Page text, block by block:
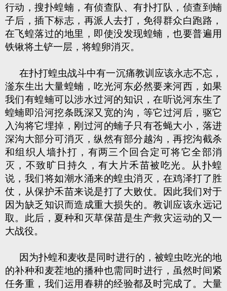
行动，搜扑蝗蝻，有侦查队、有扑打队，侦查到蝻
子后，插下标志，再派人去打，免得群众白跑路，
在飞蝗落过的地里，即使没发现蝗蝻，也要普遍用
铁锹将土铲一层，将蝗卵消灭。
在扑打蝗虫战斗中有一沉痛教训应该永志不忘，
滏东生出大量蝗蝻，吃光河东必然要来河西，如果
我们有蝗蝻可以涉水过河的知识，在听说河东生了
蝗蝻即沿河挖条既深又宽的沟，等它过河后，驱它
入沟将它埋掉，刚过河的蝻子只有苍蝇大小，落进
深沟大部分可消灭，纵然有部分越沟，再挖沟截杀
和组织人墙扑打，有两三个回合定可将它全部消
灭，不致旷日持久，有大片禾苗被吃光。从扑蝗
说，我们将如潮水涌来的蝗虫消灭，在鸡泽打了胜
仗，从保护禾苗来说是打了大败仗。因此我们对于
因为缺乏知识而造成重大损失的。教训应该永远记
取。此后，夏种和灭草保苗是生产救灾运动的又一
大战役。
因为扑蝗和麦收是同时进行的，被蝗虫吃光的地
的补种和麦茬地的播种也需同时进行，虽然时间紧
任务重，我们运用春耕的经验都及时完成了。大量